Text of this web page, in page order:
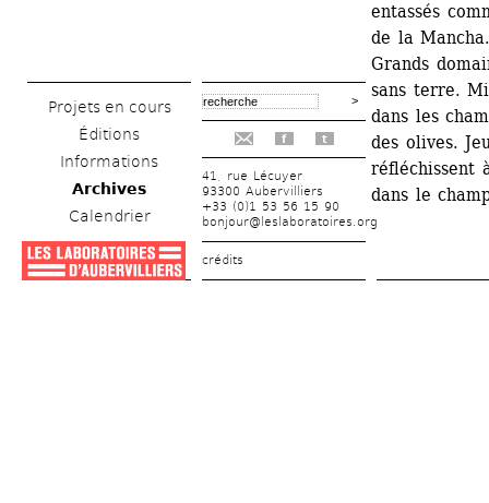
Projets en cours
Éditions
Informations
Archives
Calendrier
f t
41, rue Lécuyer
93300 Aubervilliers
+33 (0)1 53 56 15 90
bonjour@leslaboratoires.org
crédits
entassés
de la
Grands
sans terre.
dans les
des olives.
réfléchissent
dans le